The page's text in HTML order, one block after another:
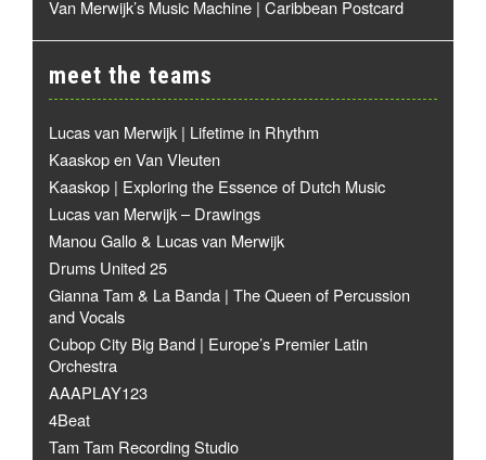
Van Merwijk’s Music Machine | Caribbean Postcard
meet the teams
Lucas van Merwijk | Lifetime in Rhythm
Kaaskop en Van Vleuten
Kaaskop | Exploring the Essence of Dutch Music
Lucas van Merwijk – Drawings
Manou Gallo & Lucas van Merwijk
Drums United 25
Gianna Tam & La Banda | The Queen of Percussion
and Vocals
Cubop City Big Band | Europe’s Premier Latin
Orchestra
AAAPLAY123
4Beat
Tam Tam Recording Studio